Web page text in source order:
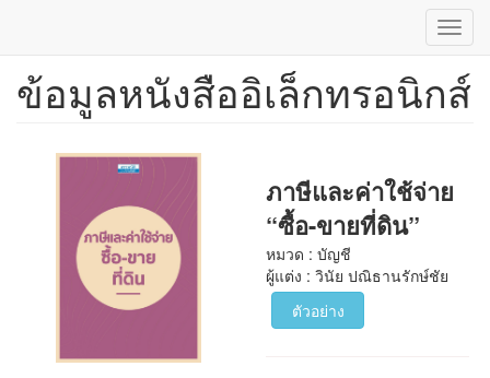
ข้าม
ข้อมูลหนังสืออิเล็กทรอนิกส์
ภาษีและค่าใช้จ่าย
“ซื้อ-ขายที่ดิน”
หมวด : บัญชี
ผู้แต่ง : วินัย ปณิธานรักษ์ชัย
ตัวอย่าง